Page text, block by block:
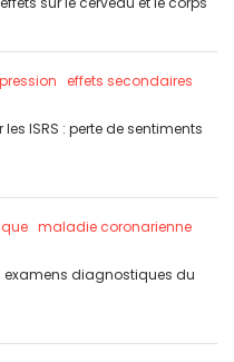
effets secondaires
ISRS : perte de sentiments
maladie coronarienne
examens diagnostiques du